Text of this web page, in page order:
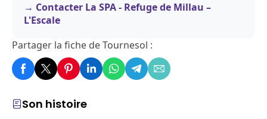
Son histoire
Contacter La SPA - Refuge de Millau –
L'Escale
Partager la fiche de Tournesol :